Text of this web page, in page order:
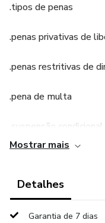
.tipos de penas
.penas privativas de
.penas restritivas de
.pena de multa
.suspensão condicional
.efeitos da condenação
.medidas de segurança
Mostrar mais
Detalhes
Garantia de 7 dias